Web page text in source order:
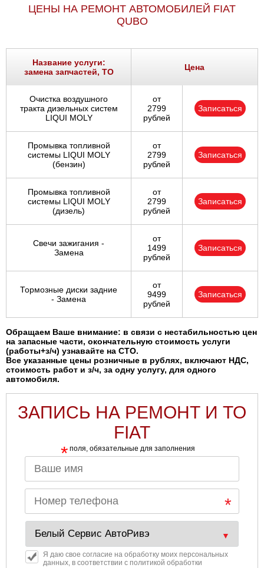
ЦЕНЫ НА РЕМОНТ АВТОМОБИЛЕЙ FIAT
QUBO
Название услуги:
замена запчастей, ТО
Цена
Очистка воздушного
тракта дизельных систем
LIQUI MOLY
от
2799
рублей
Записаться
Промывка топливной
системы LIQUI MOLY
(бензин)
от
2799
рублей
Записаться
Промывка топливной
системы LIQUI MOLY
(дизель)
от
2799
рублей
Записаться
Свечи зажигания -
Замена
от
1499
рублей
Записаться
Тормозные диски задние
- Замена
от
9499
рублей
Записаться
Обращаем Ваше внимание: в связи с нестабильностью цен
на запасные части, окончательную стоимость услуги
(работы+з/ч) узнавайте на СТО.
Все указанные цены розничные в рублях, включают НДС,
стоимость работ и з/ч, за одну услугу, для одного
автомобиля.
ЗАПИСЬ НА РЕМОНТ И ТО
FIAT
* поля, обязательные для заполнения
Я даю свое согласие на обработку моих персональных
данных, в соответствии с политикой обработки